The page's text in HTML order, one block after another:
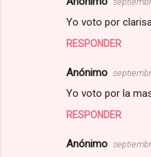
Yo voto por
RESPONDER
Anónimo
Yo voto por la
RESPONDER
Anónimo